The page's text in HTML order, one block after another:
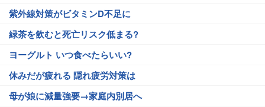
紫外線対策がビタミンD不足に
緑茶を飲むと死亡リスク低まる?
ヨーグルト いつ食べたらいい?
休みだが疲れる 隠れ疲労対策は
母が娘に減量強要→家庭内別居へ